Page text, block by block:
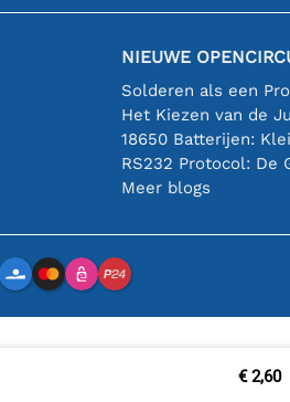
€ 2,60
NIEUWE
RS232 Protocol: De
Meer blogs